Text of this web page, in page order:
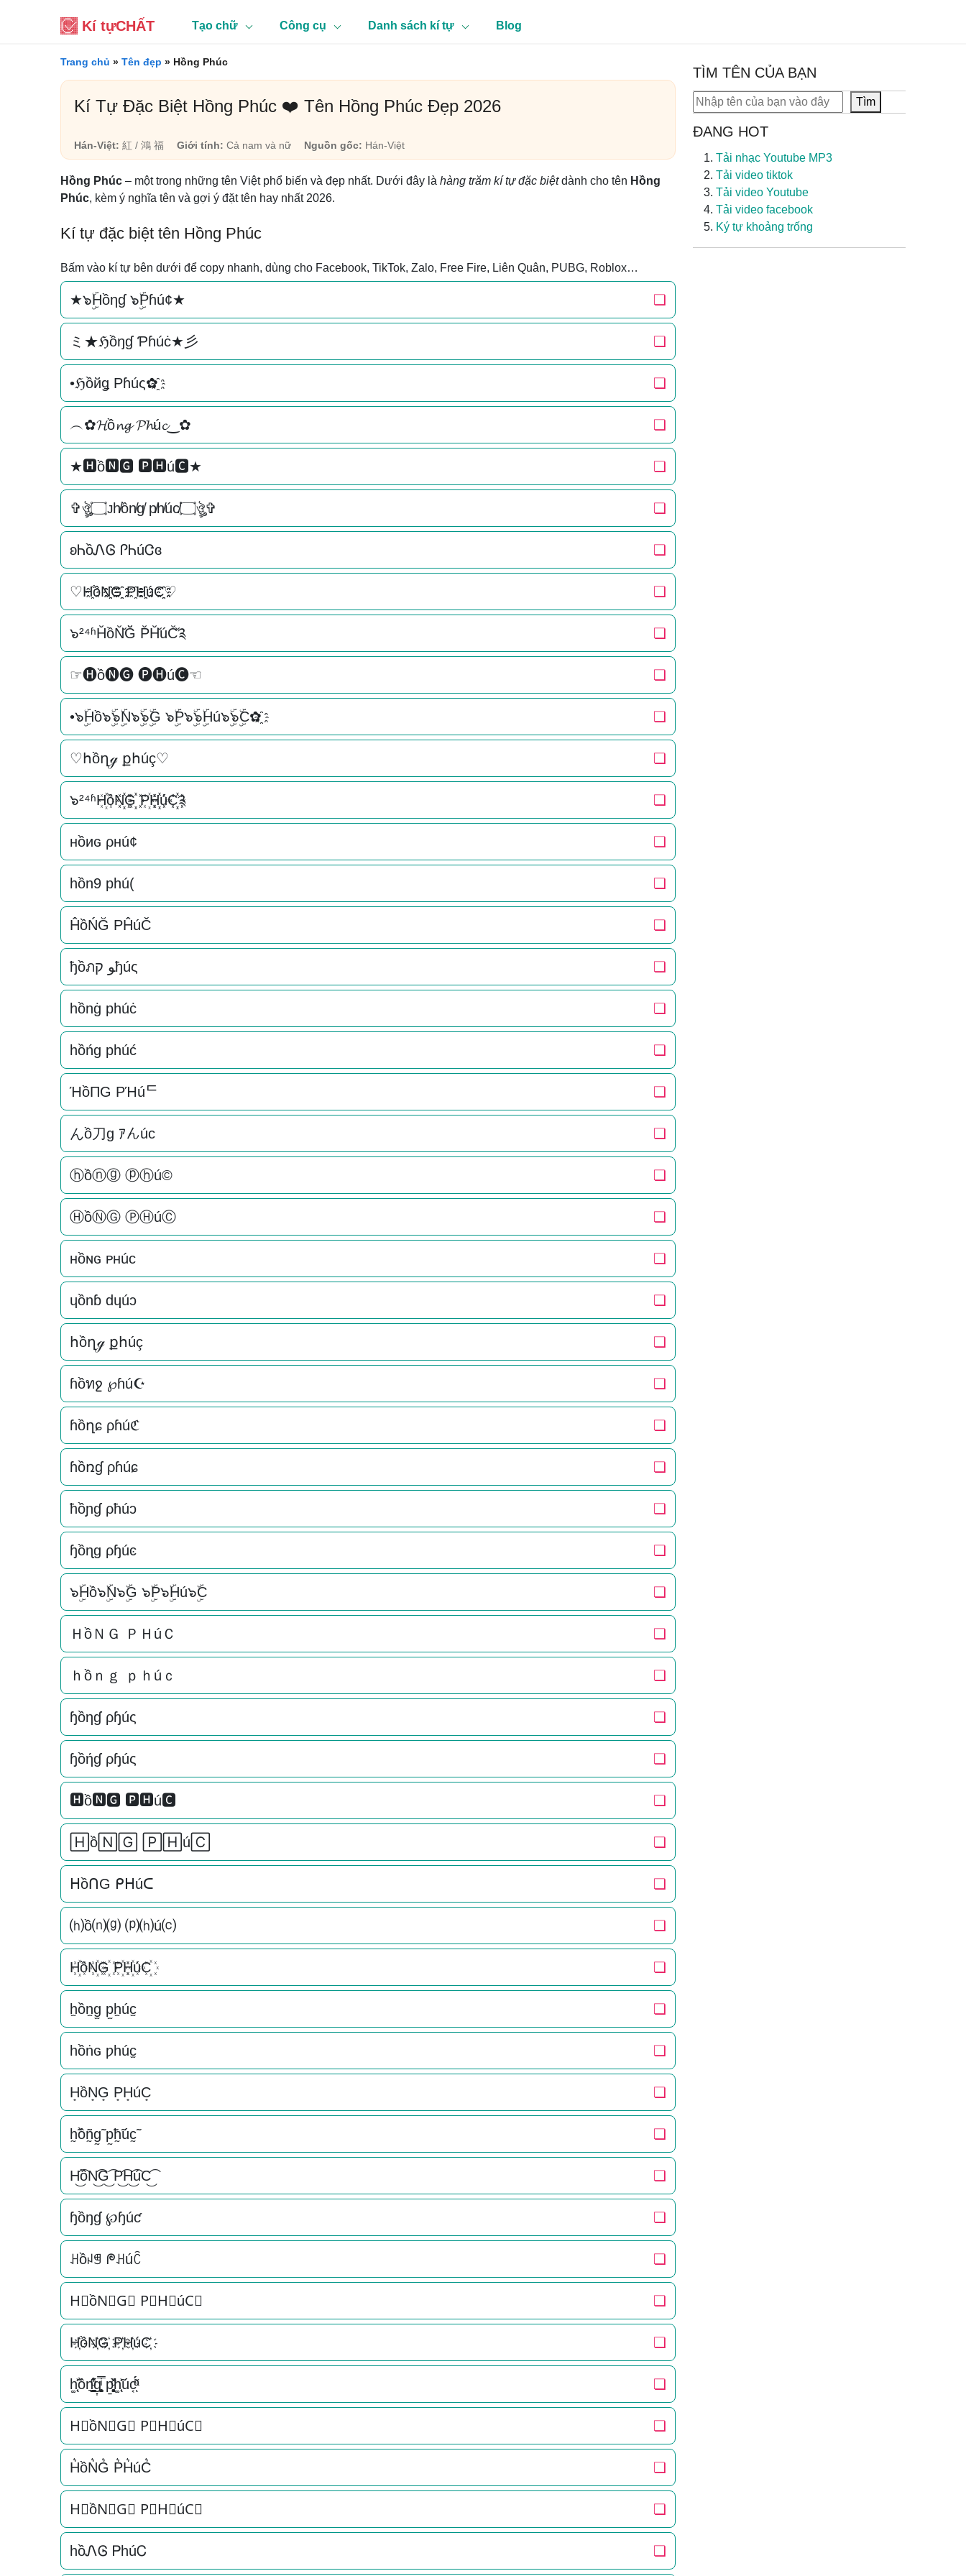
Kí tựCHẤT Tạo chữ Công cụ Danh sách kí tự Blog
Trang chủ » Tên đẹp » Hồng Phúc
Kí Tự Đặc Biệt Hồng Phúc ❤️ Tên Hồng Phúc Đẹp 2026
Hán-Việt: 紅 / 鴻 福 Giới tính: Cả nam và nữ Nguồn gốc: Hán-Việt
Hồng Phúc – một trong những tên Việt phổ biến và đẹp nhất. Dưới đây là hàng trăm kí tự đặc biệtdành cho tên Hồng
Phúc, kèm ý nghĩa tên và gợi ý đặt tên hay nhất 2026.
Kí tự đặc biệt tên Hồng Phúc
Bấm vào kí tự bên dưới để copy nhanh, dùng cho Facebook, TikTok, Zalo, Free Fire, Liên Quân, PUBG, Roblox…
★๖ۣۜHồηɠ ๖ۣۜPɦú¢★ ❏
ミ★ℌồŋɠ Ƥɦúċ★彡 ❏
•ℌồйǥ Pɦúς✿҈ ❏
︵✿𝓗ồ𝓷𝓰 𝓟𝓱ú𝓬‿✿ ❏
★🅷ồ🅽🅶 🅿🅷ú🅲★ ❏
✞ঔৣ۝ᴊh̸ồn̸g̸ p̸h̸úc̸۝ঔৣ✞ ❏
ʚᏂồᏁᎶ ᎵᏂúᏣɞ ❏
♡H҈ồN҈҈G҈҈ P҈H҈҈úC҈҈♡ ❏
๖²⁴ʱH̆ồN̆̆Ğ̆ P̆H̆̆úC̆̆༉ ❏
☞🅗ồ🅝🅖 🅟🅗ú🅒☜ ❏
•๖ۣۜHồ๖ۣۜ๖ۣۜN๖ۣۜ๖ۣۜG ๖ۣۜP๖ۣۜ๖ۣۜHú๖ۣۜ๖ۣۜC✿҈ ❏
♡հồղℊ քհúç♡ ❏
๖²⁴ʱH꙰ồN꙰꙰G꙰꙰ P꙰H꙰꙰úC꙰꙰༉ ❏
нồиɢ ρнú¢ ❏
hồn9 phú( ❏
ĤồŃĞ PĤúČ ❏
ђồภﻮ קђúς ❏
hồnġ phúċ ❏
hồńg phúć ❏
ΉồПG PΉúᄃ ❏
んồ刀g ｱんúc ❏
ⓗồⓝⓖ ⓟⓗú© ❏
ⒽồⓃⒼ ⓅⒽúⒸ ❏
нồɴԍ ᴘнúc ❏
ɥồnɓ dɥúɔ ❏
հồղℊ քհúç ❏
ɦồทջ ℘ɦú☪ ❏
ɦồղɕ ρɦúℭ ❏
ɦồռɠ ρɦúɕ ❏
ħồɲɠ ρħúɔ ❏
ɧồɳɡ ρɧúͼ ❏
๖ۣۜHồ๖ۣۜN๖ۣۜG ๖ۣۜP๖ۣۜHú๖ۣۜC ❏
ＨồＮＧ ＰＨúＣ ❏
ｈồｎｇ ｐｈúｃ ❏
ɧồηɠ ρɧúς ❏
ɧồήɠ ρɧúς ❏
🅷ồ🅽🅶 🅿🅷ú🅲 ❏
🄷ồ🄽🄶 🄿🄷ú🄲 ❏
ᕼồᑎG ᑭᕼúᑕ ❏
⒣ồ⒩⒢ ⒫⒣ú⒞ ❏
H꙰ồN꙰G꙰ P꙰H꙰úC꙰ ❏
h̫ồn̫g̫ p̫h̫úc̫ ❏
һồṅɢ ƿһúc̫ ❏
H͙ồN͙G͙ P͙H͙úC͙ ❏
h̰̃ồñ̰g̰̃ p̰̃h̰̃úc̰̃ ❏
H͜͡ồN͜͡G͜͡ P͜͡H͜͡úC͜͡ ❏
ɧồŋɠ ℘ɧúƈ ❏
ꃅồꈤꁅ ᖘꃅúꉓ ❏
H⃟ồN⃟G⃟ P⃟H⃟úC⃟ ❏
H҉ồN҉G҉ P҉H҉úC҉ ❏
h͚̖̜̍̃͐ồn͉̠̙͉̗̺̋̋̔ͧ̊g͎͚̥͎͔͕ͥ̿ p̱̱̬̻̞̩͎̌ͦ̏h͚̖̜̍̃͐úc͔ͣͦ́́͂ͅ ❏
H⃗ồN⃗G⃗ P⃗H⃗úC⃗ ❏
H͛ồN͛G͛ P͛H͛úC͛ ❏
H⃒ồN⃒G⃒ P⃒H⃒úC⃒ ❏
hồᏁᎶ ᏢhúᏟ ❏
TÌM TÊN CỦA BẠN
Tìm kiếm Tìm
ĐANG HOT
Tải nhạc Youtube MP3
Tải video tiktok
Tải video Youtube
Tải video facebook
Ký tự khoảng trống